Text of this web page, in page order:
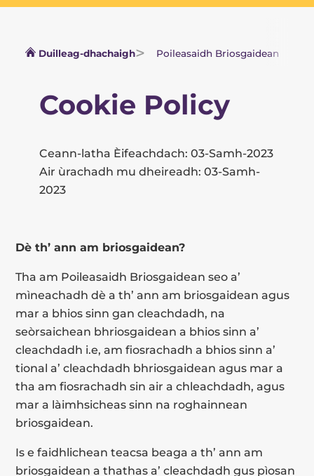
Duilleag-dhachaigh Poileasaidh Briosgaidean
Cookie Policy
Ceann-latha Èifeachdach: 03-Samh-2023
Air ùrachadh mu dheireadh: 03-Samh-
2023
Dè th’ ann am briosgaidean?
Tha am Poileasaidh Briosgaidean seo a’
mìneachadh dè a th’ ann am briosgaidean agus
mar a bhios sinn gan cleachdadh, na
seòrsaichean bhriosgaidean a bhios sinn a’
cleachdadh i.e, am fiosrachadh a bhios sinn a’
tional a’ cleachdadh bhriosgaidean agus mar a
tha am fiosrachadh sin air a chleachdadh, agus
mar a làimhsicheas sinn na roghainnean
briosgaidean.
Is e faidhlichean teacsa beaga a th’ ann am
briosgaidean a thathas a’ cleachdadh gus pìosan